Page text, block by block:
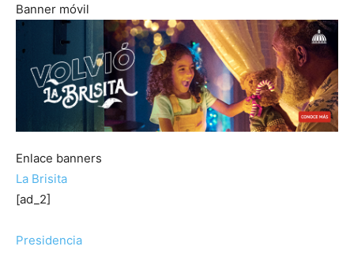
Banner móvil
Enlace banners
La Brisita
[ad_2]
Presidencia